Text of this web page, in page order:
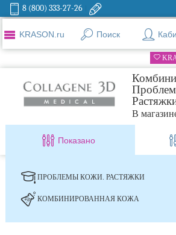
8 (800) 333-27-26
KRASON.ru Поиск
В
Показано
ПРОБЛЕМЫ КОЖИ. РАСТЯЖКИ
КОМБИНИРОВАННАЯ КОЖА